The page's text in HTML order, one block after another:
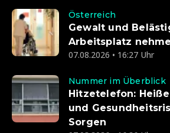
Österreich
Gewalt und
Arbeitsplatz
07.08.2026 • 16:27 Uhr
Nummer im Überblick
Hitzetelefon:
und
Sorgen